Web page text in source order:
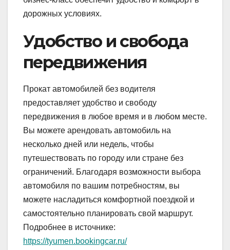
дорожных условиях.
Удобство и свобода
передвижения
Прокат автомобилей без водителя
предоставляет удобство и свободу
передвижения в любое время и в любом месте.
Вы можете арендовать автомобиль на
несколько дней или недель, чтобы
путешествовать по городу или стране без
ограничений. Благодаря возможности выбора
автомобиля по вашим потребностям, вы
можете насладиться комфортной поездкой и
самостоятельно планировать свой маршрут.
Подробнее в источнике:
https://tyumen.bookingcar.ru/